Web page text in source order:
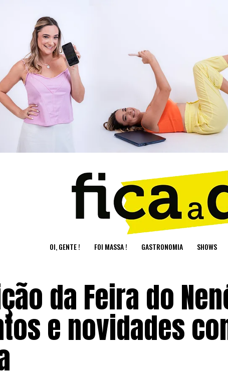
OI, GENTE ! FOI MASSA ! GASTRONOMIA SHOWS
da Feira do
e novidades